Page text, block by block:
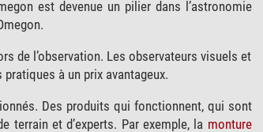
est devenue un pilier dans l’astronomie
de l’observation. Les observateurs visuels et
à un prix avantageux.
Des produits qui fonctionnent, qui sont
terrain et d’experts. Par exemple, la monture